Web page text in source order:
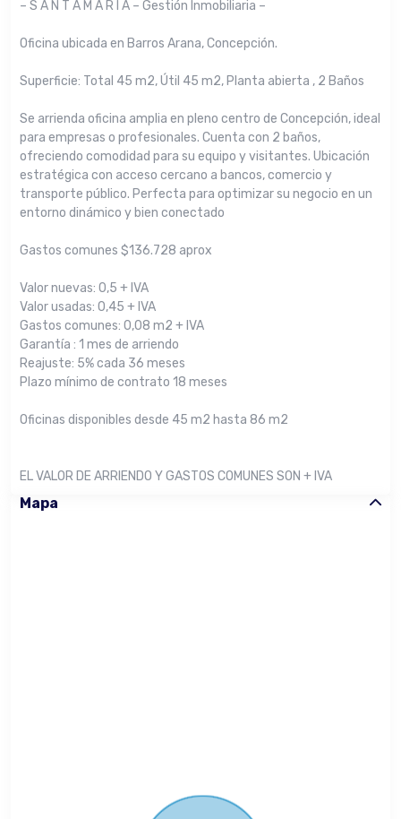
– S A N T A M A R I A – Gestión Inmobiliaria –
Oficina ubicada en Barros Arana, Concepción.
Superficie: Total 45 m2, Útil 45 m2, Planta abierta , 2 Baños
Se arrienda oficina amplia en pleno centro de Concepción, ideal
para empresas o profesionales. Cuenta con 2 baños,
ofreciendo comodidad para su equipo y visitantes. Ubicación
estratégica con acceso cercano a bancos, comercio y
transporte público. Perfecta para optimizar su negocio en un
entorno dinámico y bien conectado
Gastos comunes $136.728 aprox
Valor nuevas: 0,5 + IVA
Valor usadas: 0,45 + IVA
Gastos comunes: 0,08 m2 + IVA
Garantía : 1 mes de arriendo
Reajuste: 5% cada 36 meses
Plazo mínimo de contrato 18 meses
Oficinas disponibles desde 45 m2 hasta 86 m2
EL VALOR DE ARRIENDO Y GASTOS COMUNES SON + IVA
Mapa